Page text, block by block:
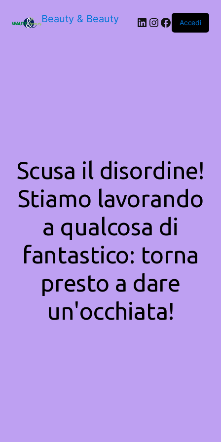
Beauty & Beauty LinkedIn
Instagram
Facebook
Accedi
Scusa il disordine!
Stiamo lavorando
a qualcosa di
fantastico: torna
presto a dare
un'occhiata!